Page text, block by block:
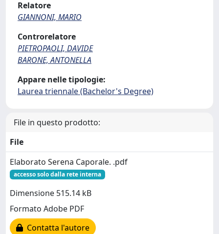
Relatore
GIANNONI, MARIO
Controrelatore
PIETROPAOLI, DAVIDE
BARONE, ANTONELLA
Appare nelle tipologie:
Laurea triennale (Bachelor's Degree)
File in questo prodotto:
File
Elaborato Serena Caporale. .pdf
accesso solo dalla rete interna
Dimensione 515.14 kB
Formato Adobe PDF
Contatta l'autore